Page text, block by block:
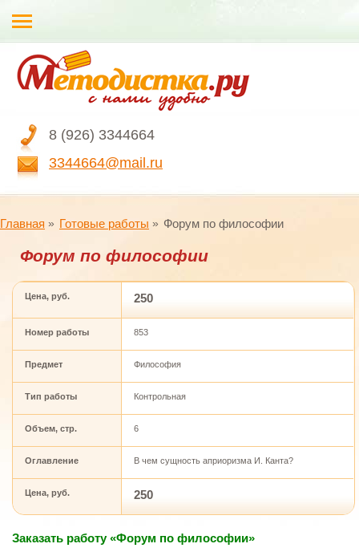
8 (926) 3344664
3344664@mail.ru
Главная Готовые работы Форум по философии
Форум по философии
Цена, руб. 250
Номер работы 853
Предмет Философия
Тип работы Контрольная
Объем, стр. 6
Оглавление В чем сущность априоризма И. Канта?
Цена, руб. 250
Заказать работу «Форум по философии»